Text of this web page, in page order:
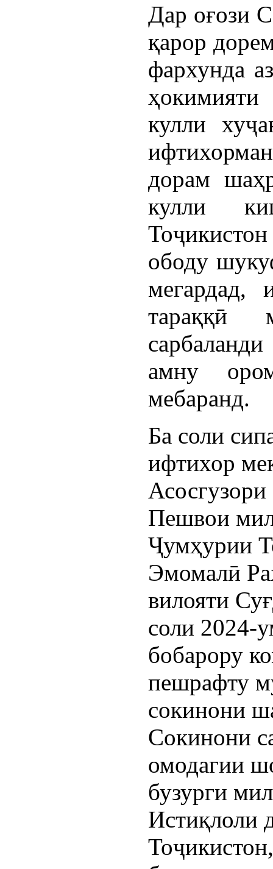
Дар оғози
қарор
фархунда
кулли
дорам
кулли
ободу
мегардад,
тараққӣ
амну
мебаранд.
Ба соли
ифтихор
Пешвои
Ҷумҳурии
Эмомалӣ
вилояти
соли 2024-
бобарору
пешрафту
сокинони
Сокинони
омодагии
бузурги
Истиқлоли